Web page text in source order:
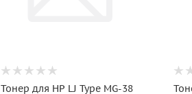
Тонер для HP LJ Type MG-38